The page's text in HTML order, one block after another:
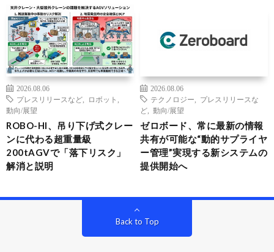
2026.08.06
プレスリリースなど
ロボット
動向/展望
ROBO-HI、吊り下げ式クレー
ンに代わる超重量級
200tAGVで「落下リスク」
解消と説明
2026.08.06
テクノロジー
プレスリリースな
ど
動向/展望
ゼロボード、常に最新の情報
共有が可能な“動的サプライヤ
ー管理”実現する新システムの
提供開始へ
Back to Top